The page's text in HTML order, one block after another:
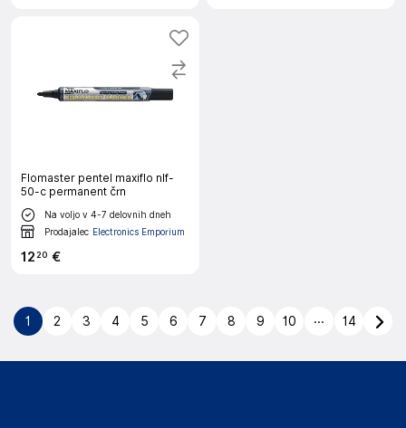
Flomaster pentel maxiflo nlf-
50-c permanent črn
Na voljo v 4-7 delovnih dneh
Prodajalec Electronics Emporium
12 20 €
1 2 3 4 5 6 7 8 9 10 ... 14